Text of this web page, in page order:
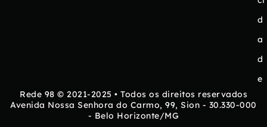
d
a
d
e
Rede 98 © 2021-2025 • Todos os direitos reservados
Avenida Nossa Senhora do Carmo, 99, Sion - 30.330-000
- Belo Horizonte/MG